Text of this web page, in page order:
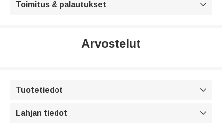
Toimitus & palautukset 
Arvostelut
Tuotetiedot 
Lahjan tiedot 